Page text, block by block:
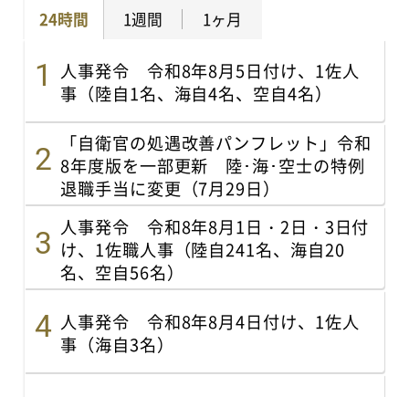
24時間 1週間 1ヶ月
人事発令 令和8年8月5日付け、1佐人
事（陸自1名、海自4名、空自4名）
「自衛官の処遇改善パンフレット」令和
8年度版を一部更新 陸･海･空士の特例
退職手当に変更（7月29日）
人事発令 令和8年8月1日・2日・3日付
け、1佐職人事（陸自241名、海自20
名、空自56名）
人事発令 令和8年8月4日付け、1佐人
事（海自3名）